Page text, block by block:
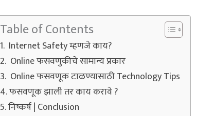
Table of Contents
Internet Safety म्हणजे काय?
Online फसवणुकीचे सामान्य प्रकार
Online फसवणूक टाळण्यासाठी Technology Tips
फसवणूक झाली तर काय करावे ?
निष्कर्ष | Conclusion